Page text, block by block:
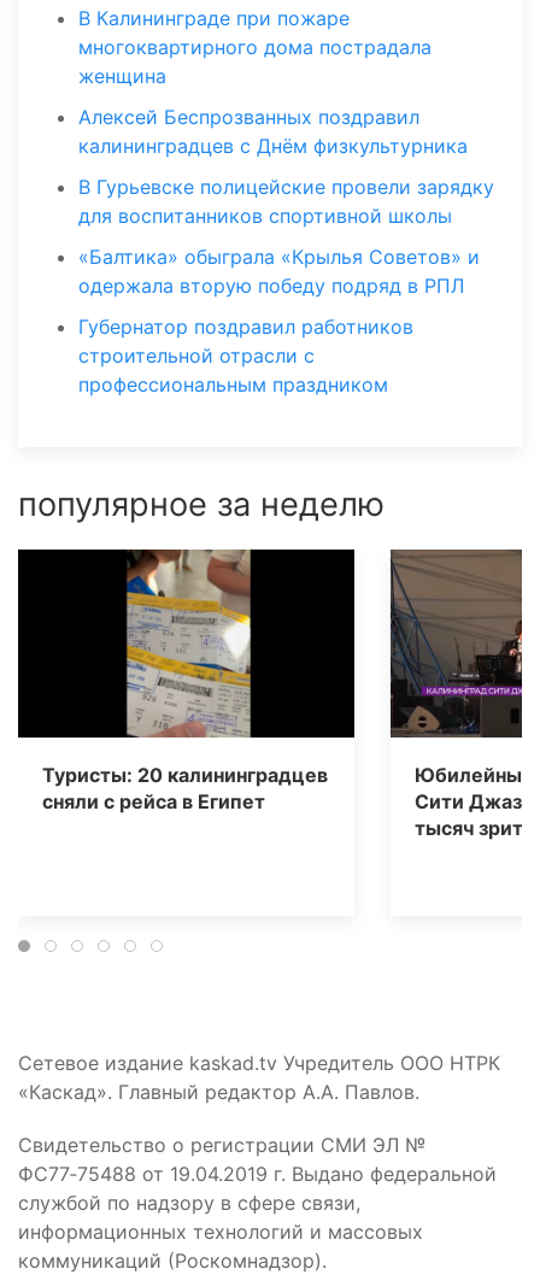
В Калининграде при пожаре
многоквартирного дома пострадала
женщина
Алексей Беспрозванных поздравил
калининградцев с Днём физкультурника
В Гурьевске полицейские провели зарядку
для воспитанников спортивной школы
«Балтика» обыграла «Крылья Советов» и
одержала вторую победу подряд в РПЛ
Губернатор поздравил работников
строительной отрасли с
профессиональным праздником
популярное за неделю
Туристы: 20 калининградцев
сняли с рейса в Египет
Юбилейный
Сити Джаз»
тысяч
Сетевое издание kaskad.tv Учредитель ООО НТРК
«Каскад». Главный редактор А.А. Павлов.
Свидетельство о регистрации СМИ ЭЛ №
ФС77‑75488 от 19.04.2019 г. Выдано федеральной
службой по надзору в сфере связи,
информационных технологий и массовых
коммуникаций (Роскомнадзор).